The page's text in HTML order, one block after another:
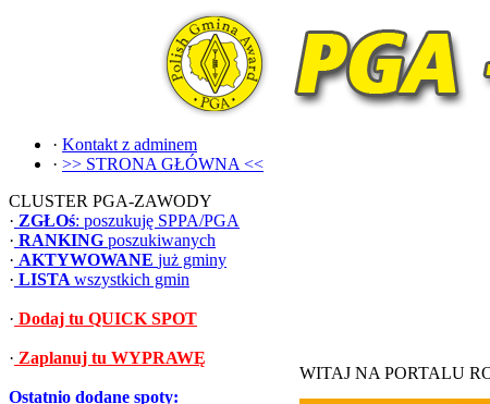
· Kontakt z adminem
· >> STRONA GŁÓWNA <<
CLUSTER PGA-ZAWODY
· ZGŁOś: poszukuję SPPA/PGA
· RANKING poszukiwanych
· AKTYWOWANE już gminy
· LISTA wszystkich gmin
· Dodaj tu QUICK SPOT
· Zaplanuj tu WYPRAWĘ
Ostatnio dodane spoty:
WITAJ NA PORTALU